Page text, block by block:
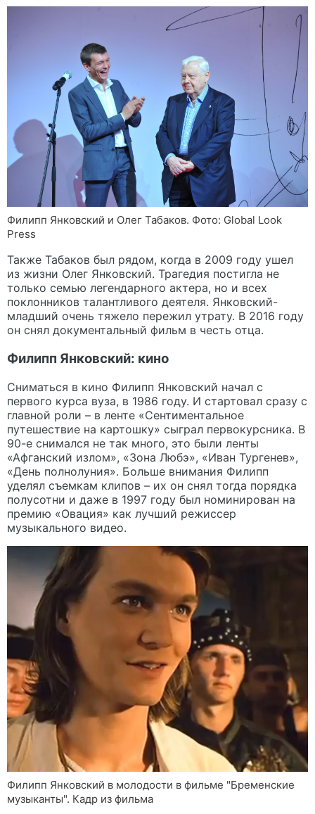
Филипп Янковский и Олег Табаков. Фото: Global Look
Press
Также Табаков был рядом, когда в 2009 году ушел
из жизни Олег Янковский. Трагедия постигла не
только семью легендарного актера, но и всех
поклонников талантливого деятеля. Янковский-
младший очень тяжело пережил утрату. В 2016 году
он снял документальный фильм в честь отца.
Филипп Янковский: кино
Сниматься в кино Филипп Янковский начал с
первого курса вуза, в 1986 году. И стартовал сразу с
главной роли – в ленте «Сентиментальное
путешествие на картошку» сыграл первокурсника. В
90-е снимался не так много, это были ленты
«Афганский излом», «Зона Любэ», «Иван Тургенев»,
«День полнолуния». Больше внимания Филипп
уделял съемкам клипов – их он снял тогда порядка
полусотни и даже в 1997 году был номинирован на
премию «Овация» как лучший режиссер
музыкального видео.
Филипп Янковский в молодости в фильме "Бременские
музыканты". Кадр из фильма